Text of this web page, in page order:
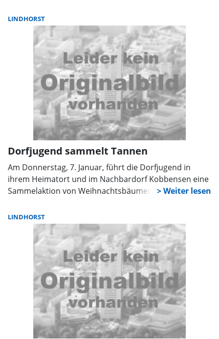
Jahresberichte 2011, Wahlen, Verleihung der
Jugendflamme. Im Anschluss an die Versammlung wird
ein Imbiss gereicht.
LINDHORST
Dorfjugend sammelt Tannen
Am Donnerstag, 7. Januar, führt die Dorfjugend in
ihrem Heimatort und im Nachbardorf Kobbensen eine
Sammelaktion von Weihnachtsbäumen durch. Ab 10
sammeln alle abgeschmückte Bäume ein. Diese sollten
folglich gut sichtbar an der Straße abgestellt werden.
LINDHORST